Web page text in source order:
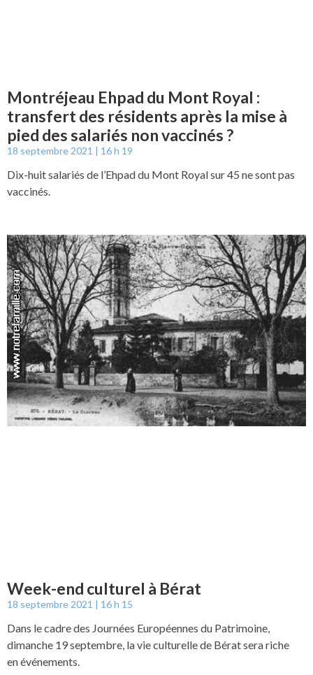
Montréjeau Ehpad du Mont Royal :
transfert des résidents après la mise à
pied des salariés non vaccinés ?
18 septembre 2021 16 h 19
Dix-huit salariés de l’Ehpad du Mont Royal sur 45 ne sont pas
vaccinés.
Week-end culturel à Bérat
18 septembre 2021 16 h 15
Dans le cadre des Journées Européennes du Patrimoine,
dimanche 19 septembre, la vie culturelle de Bérat sera riche
en événements.